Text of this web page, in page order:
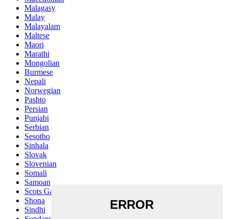
Malagasy
Malay
Malayalam
Maltese
Maori
Marathi
Mongolian
Burmese
Nepali
Norwegian
Pashto
Persian
Punjabi
Serbian
Sesotho
Sinhala
Slovak
Slovenian
Somali
Samoan
Scots Gaelic
Shona
Sindhi